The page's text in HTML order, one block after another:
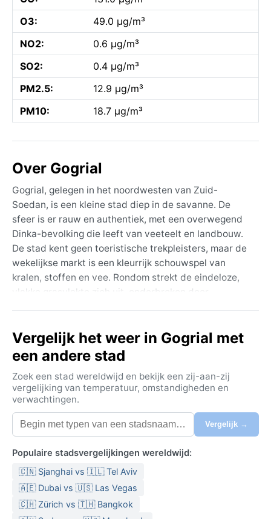
O3:
49.0 µg/m³
NO2:
0.6 µg/m³
SO2:
0.4 µg/m³
PM2.5:
12.9 µg/m³
PM10:
18.7 µg/m³
Over Gogrial
Gogrial, gelegen in het noordwesten van Zuid-
Soedan, is een kleine stad diep in de savanne. De
sfeer is er rauw en authentiek, met een overwegend
Dinka-bevolking die leeft van veeteelt en landbouw.
De stad kent geen toeristische trekpleisters, maar de
wekelijkse markt is een kleurrijk schouwspel van
kralen, stoffen en vee. Rondom strekt de eindeloze,
vlakke grasvlakte zich uit, onderbroken door
traditie en overleving hand in hand gaan, ver van de
gebaande paden.
Het klimaat valt onder de Köppenclassificatie Aw:
tropisch savanneklimaat. Kenmerkend zijn twee
seizoenen: een lange droge tijd van november tot
april, en een korte, hevige regentijd van mei tot
oktober. Tijdens de droge maanden stijgt de
luchtvochtigheid en stoffige harmattanwinden. In de
regentijd blijft de hitte aanwezig, maar de
luchtvochtigheid schiet omhoog en dagelijkse
stortbuien zorgen voor drassige paden. Katoenen
kleding en een stevige paraplu zijn onmisbaar, in de
Vergelijk het weer in Gogrial met
een andere stad
Zoek een stad wereldwijd en bekijk een zij-aan-zij
vergelijking van temperatuur, omstandigheden en
verwachtingen.
Vergelijk →
Populaire stadsvergelijkingen wereldwijd:
🇨🇳 Sjanghai vs 🇮🇱 Tel Aviv
🇦🇪 Dubai vs 🇺🇸 Las Vegas
🇨🇭 Zürich vs 🇹🇭 Bangkok